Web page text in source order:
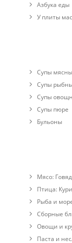
Азбука еды
У плиты
Супы
Супы
Супы
Cупы пюре
Бульоны
Мясо:
Птица:
Рыба и
Сборные
Овощи и
Паста и